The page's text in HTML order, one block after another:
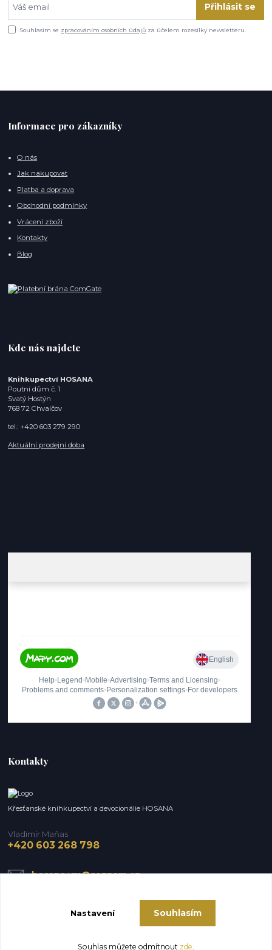
Přihlásit se
Souhlasím se zpracováním osobních údajů za účelem rozesílky newsletteru.
Informace pro zákazníky
O nás
Jak nakupovat
Platba a doprava
Obchodní podmínky
Vrácení zboží
Kontakty
Blog
Kde nás najdete
Knihkupectví HOSANA
Poutní dům č. 1
Svatý Hostýn
768 72 Chvalčov
tel.: +420 603 279 290
Aktuální prodejní doba
Kontakty
Křesťanské knihkupectví a devocionálie HOSANA
Vladimír Maňas
+420 603 268 798
hosana.vm@seznam.cz
Nastavení Souhlasím
Souhlas můžete odmítnout zde